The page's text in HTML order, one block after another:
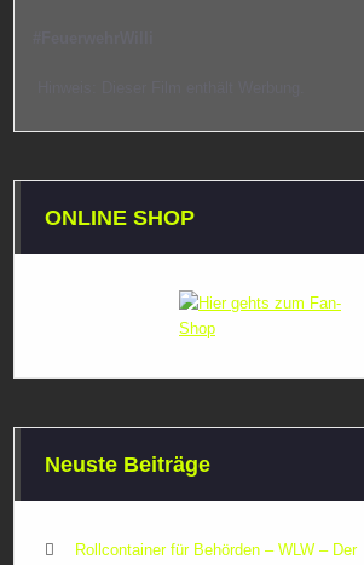
ONLINE SHOP
Neuste Beiträge
Rollcontainer für Behörden – WLW – Der